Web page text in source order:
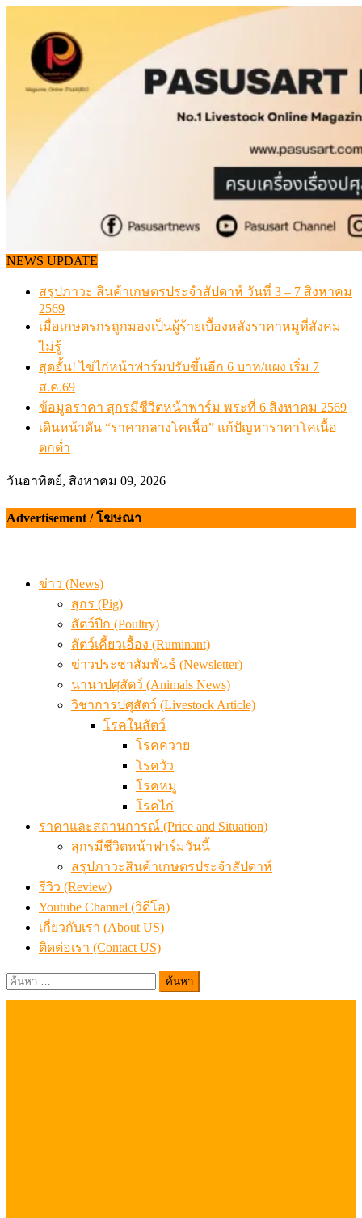
content
NEWS UPDATE
สรุปภาวะ สินค้าเกษตรประจำสัปดาห์ วันที่ 3 – 7 สิงหาคม
2569
เมื่อเกษตรกรถูกมองเป็นผู้ร้ายเบื้องหลังราคาหมูที่สังคม
ไม่รู้
สุดอั้น! ไข่ไก่หน้าฟาร์มปรับขึ้นอีก 6 บาท/แผง เริ่ม 7
ส.ค.69
ข้อมูลราคา สุกรมีชีวิตหน้าฟาร์ม พระที่ 6 สิงหาคม 2569
เดินหน้าดัน “ราคากลางโคเนื้อ” แก้ปัญหาราคาโคเนื้อ
ตกต่ำ
วันอาทิตย์, สิงหาคม 09, 2026
Advertisement / โฆษณา
ข่าว (News)
สุกร (Pig)
สัตว์ปีก (Poultry)
สัตว์เคี้ยวเอื้อง (Ruminant)
ข่าวประชาสัมพันธ์ (Newsletter)
นานาปศุสัตว์ (Animals News)
วิชาการปศุสัตว์ (Livestock Article)
โรคในสัตว์
โรคควาย
โรควัว
โรคหมู
โรคไก่
ราคาและสถานการณ์ (Price and Situation)
สุกรมีชีวิตหน้าฟาร์มวันนี้
สรุปภาวะสินค้าเกษตรประจำสัปดาห์
รีวิว (Review)
Youtube Channel (วิดีโอ)
เกี่ยวกับเรา (About US)
ติดต่อเรา (Contact US)
ค้นหา
สำหรับ: